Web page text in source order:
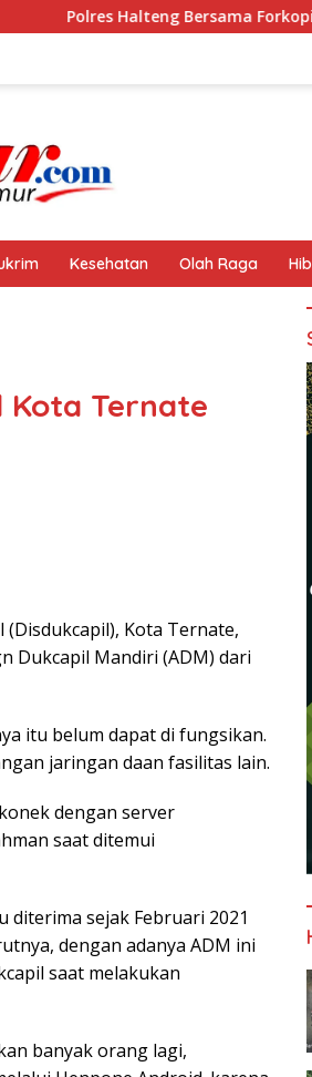
Bersama Forkopimda Gelar Apel
Kesehatan Olah Raga
Kota Ternate
(Disdukcapil), Kota Ternate,
Dukcapil Mandiri (ADM) dari
itu belum dapat di fungsikan.
jaringan daan fasilitas lain.
dengan server
saat ditemui
sejak Februari 2021
dengan adanya ADM ini
saat melakukan
banyak orang lagi,